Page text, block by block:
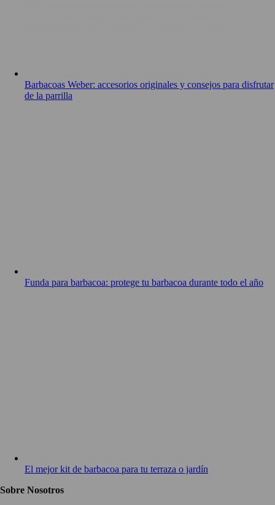
Barbacoas Weber: accesorios originales y consejos para disfrutar
de la parrilla
Funda para barbacoa: protege tu barbacoa durante todo el año
El mejor kit de barbacoa para tu terraza o jardín
Sobre Nosotros